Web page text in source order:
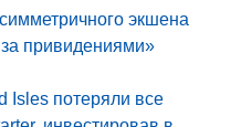
экшена
привидениями»
Isles потеряли все